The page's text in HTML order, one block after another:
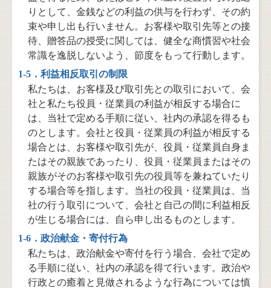
りとして、金銭などの利益の供与を行わず、その約
束や申し出も行いません。お客様や取引先等との接
待、贈答品の授受に関しては、健全な商慣習や社会
常識を逸脱しないよう、節度をもって行動します。
1-5．利益相反取引の制限
私たちは、お客様及び取引先との取引において、会
社と私たち役員・従業員の利益が相反する場合に
は、当社で定める手順に従い、社内の承認を得るも
のとします。会社と役員・従業員の利益が相反する
場合とは、お客様や取引先が、役員・従業員自身ま
たはその親族であったり、役員・従業員またはその
親族がそのお客様や取引先の役員等を兼ねていたり
する場合等を指します。当社の役員・従業員は、当
社の行う取引について、会社と自己の間に利益相反
が生じる場合には、自ら申し出るものとします。
1-6．政治献金・寄付行為
私たちは、政治献金や寄付を行う場合、会社で定め
る手順に従い、社内の承認を得て行います。政治や
行政との癒着と見做されるような行為については慎